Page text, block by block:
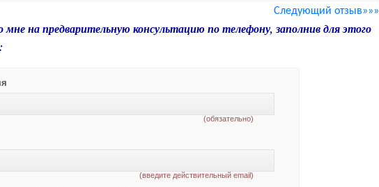
Следующий отзыв»»»
на предварительную консультацию по телефону, заполнив для этого
(обязательно)
(введите действительный email)